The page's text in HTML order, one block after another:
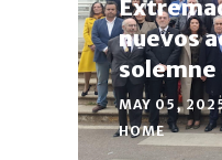
nuevos
MAY 05,
HOME